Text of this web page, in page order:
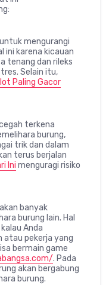
mengurangi
ini karena kicauan
tenang dan rileks
Selain itu,
Paling Gacor
terkena
burung,
trik dan dalam
terus berjalan
Ini menguragi risiko
banyak
burung lain. Hal
Anda
atau pekerja yang
bermain game
. Pada
akan bergabung
burung.